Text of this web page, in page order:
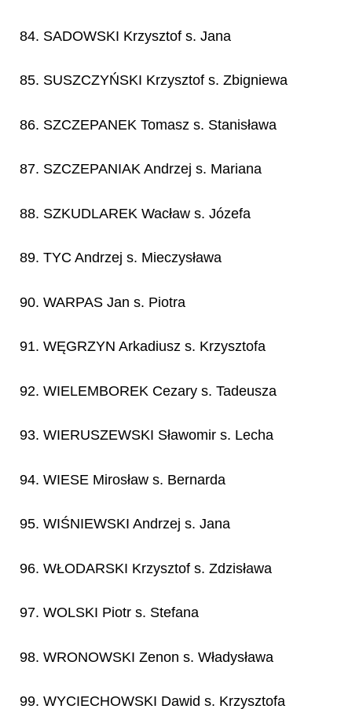
84. SADOWSKI Krzysztof s. Jana
85. SUSZCZYŃSKI Krzysztof s. Zbigniewa
86. SZCZEPANEK Tomasz s. Stanisława
87. SZCZEPANIAK Andrzej s. Mariana
88. SZKUDLAREK Wacław s. Józefa
89. TYC Andrzej s. Mieczysława
90. WARPAS Jan s. Piotra
91. WĘGRZYN Arkadiusz s. Krzysztofa
92. WIELEMBOREK Cezary s. Tadeusza
93. WIERUSZEWSKI Sławomir s. Lecha
94. WIESE Mirosław s. Bernarda
95. WIŚNIEWSKI Andrzej s. Jana
96. WŁODARSKI Krzysztof s. Zdzisława
97. WOLSKI Piotr s. Stefana
98. WRONOWSKI Zenon s. Władysława
99. WYCIECHOWSKI Dawid s. Krzysztofa